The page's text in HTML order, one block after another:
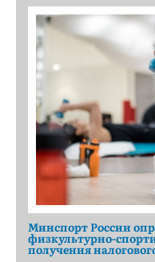
Минспорт России
физкультурно-
получения